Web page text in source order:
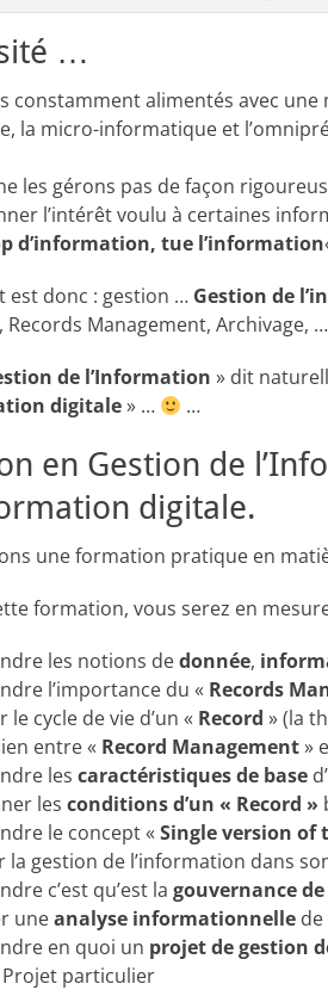
…
constamment alimentés avec une
la micro-informatique et
les gérons pas de façon
l’intérêt voulu à certaines
d’information, tue l’information
est donc : gestion … Gestion de
Records Management, Archivage,
de l’Information » dit
digitale» … …
en Gestion de
digitale.
une formation pratique en
formation, vous serez en
les notions dedonnée,
l’importance du « Records
le cycle de vie d’un « Record » (la
entre « Record Management»
les caractéristiques de base
les conditions d’un « Record »
le concept « Single version of
la gestion de l’information dans
c’est qu’est la gouvernance
uneanalyse informationnelle
en quoi un projet de gestion
Projet particulier